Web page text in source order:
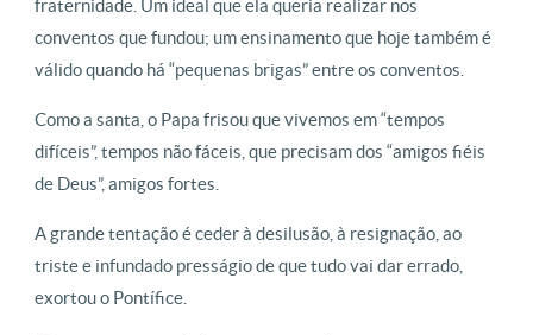
fraternidade. Um ideal que ela queria realizar nos
conventos que fundou; um ensinamento que hoje também é
válido quando há “pequenas brigas” entre os conventos.
Como a santa, o Papa frisou que vivemos em “tempos
difíceis”, tempos não fáceis, que precisam dos “amigos fiéis
de Deus”, amigos fortes.
A grande tentação é ceder à desilusão, à resignação, ao
triste e infundado presságio de que tudo vai dar errado,
exortou o Pontífice.